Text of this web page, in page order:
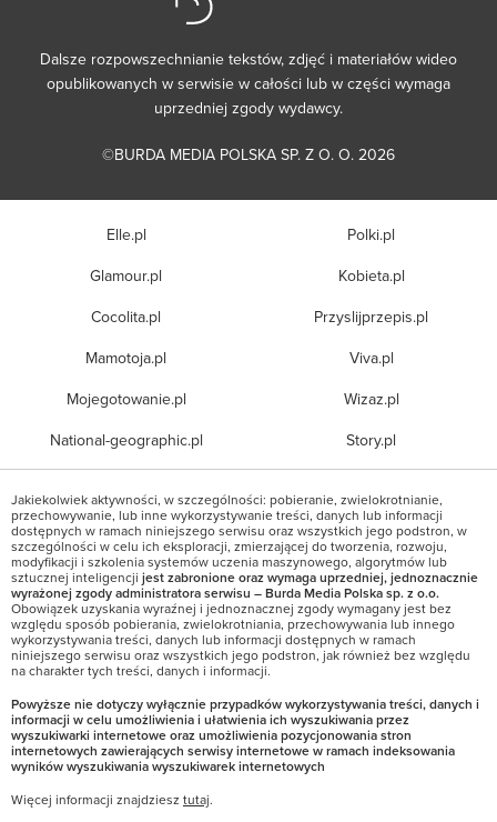
Dalsze rozpowszechnianie tekstów, zdjęć i materiałów wideo
opublikowanych w serwisie w całości lub w części wymaga
uprzedniej zgody wydawcy.
©BURDA MEDIA POLSKA SP. Z O. O. 2026
Elle.pl
Glamour.pl
Cocolita.pl
Mamotoja.pl
Mojegotowanie.pl
National-geographic.pl
Polki.pl
Kobieta.pl
Przyslijprzepis.pl
Viva.pl
Wizaz.pl
Story.pl
Jakiekolwiek aktywności, w szczególności: pobieranie, zwielokrotnianie,
przechowywanie, lub inne wykorzystywanie treści, danych lub informacji
dostępnych w ramach niniejszego serwisu oraz wszystkich jego podstron, w
szczególności w celu ich eksploracji, zmierzającej do tworzenia, rozwoju,
modyfikacji i szkolenia systemów uczenia maszynowego, algorytmów lub
sztucznej inteligencji jest zabronione oraz wymaga uprzedniej, jednoznacznie
wyrażonej zgody administratora serwisu – Burda Media Polska sp. z o.o.
Obowiązek uzyskania wyraźnej i jednoznacznej zgody wymagany jest bez
względu sposób pobierania, zwielokrotniania, przechowywania lub innego
wykorzystywania treści, danych lub informacji dostępnych w ramach
niniejszego serwisu oraz wszystkich jego podstron, jak również bez względu
na charakter tych treści, danych i informacji.
Powyższe nie dotyczy wyłącznie przypadków wykorzystywania treści, danych i
informacji w celu umożliwienia i ułatwienia ich wyszukiwania przez
wyszukiwarki internetowe oraz umożliwienia pozycjonowania stron
internetowych zawierających serwisy internetowe w ramach indeksowania
wyników wyszukiwania wyszukiwarek internetowych
Więcej informacji znajdziesz tutaj.